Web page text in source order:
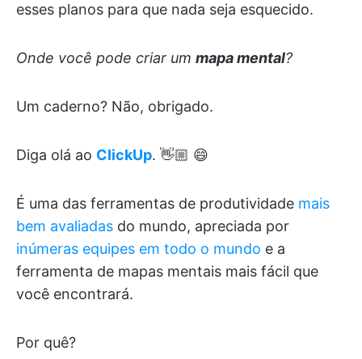
esses planos para que nada seja esquecido.
Onde você pode criar um mapa mental?
Um caderno? Não, obrigado.
Diga olá ao ClickUp. 👋🏼 😄
É uma das ferramentas de produtividade mais
bem avaliadas do mundo, apreciada por
inúmeras equipes em todo o mundo e a
ferramenta de mapas mentais mais fácil que
você encontrará.
Por quê?